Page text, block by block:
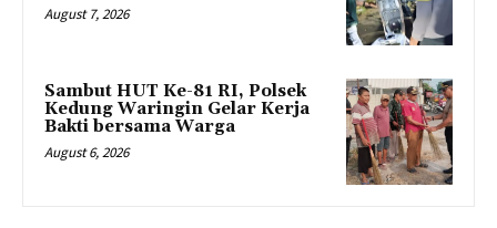
August 7, 2026
Sambut HUT Ke-81 RI, Polsek
Kedung Waringin Gelar Kerja
Bakti bersama Warga
August 6, 2026